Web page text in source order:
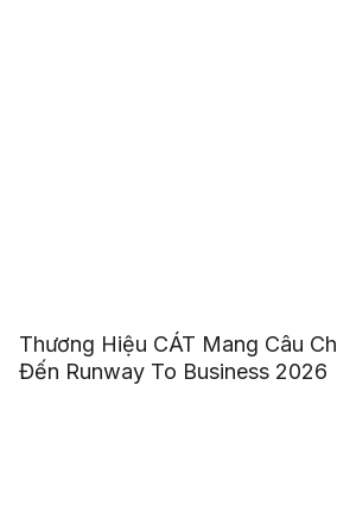
Thương Hiệu CÁT Mang Câu
Đến Runway To Business 2026